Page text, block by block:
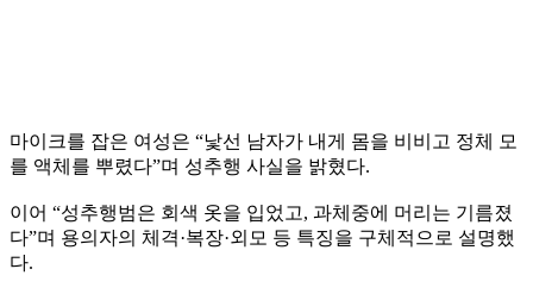
마이크를 잡은 여성은 “낯선 남자가 내게 몸을 비비고 정체 모
를 액체를 뿌렸다”며 성추행 사실을 밝혔다.
이어 “성추행범은 회색 옷을 입었고, 과체중에 머리는 기름졌
다”며 용의자의 체격·복장·외모 등 특징을 구체적으로 설명했
다.